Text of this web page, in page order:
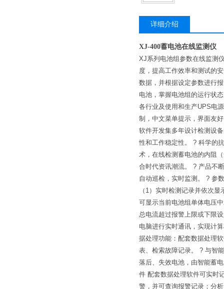
详细介绍
XJ-400蓄电池在线监测仪
XJ系列电池组参数在线监测
度，提高工作效率和测试的
数据，并根据设定参数进行
电池，掌握电池组的运行状
各行业及使用和生产UPS电
制，中文菜单提示，界面友
软件开发集多年设计检测设
性和工作稳定性。 ? 科学的
术，在线检测蓄电池的内阻
合时代资讯潮流。 ? 产品不
自动巡检，实时监测。 ? 参
（1）实时检测记录并依次
可显示当前电池组单体电压
总电流超过报警上限或下限
电脑进行实时通讯，实现计
据处理功能：配套数据处理
表、检索故障记录。 ? 与智
落后、失效电池，由智能蓄
件 配套数据处理软件可实时
警，并可查询报警记录；分